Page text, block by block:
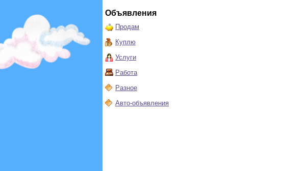
Объявления
Продам
Куплю
Услуги
Работа
Разное
Авто-объявления